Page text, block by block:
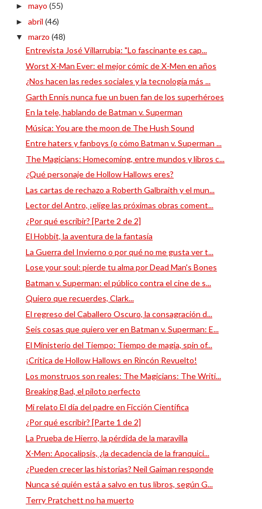
► mayo (55)
► abril (46)
▼ marzo (48)
Entrevista José Villarrubia: "Lo fascinante es cap...
Worst X-Man Ever: el mejor cómic de X-Men en años
¿Nos hacen las redes sociales y la tecnología más ...
Garth Ennis nunca fue un buen fan de los superhéroes
En la tele, hablando de Batman v. Superman
Música: You are the moon de The Hush Sound
Entre haters y fanboys (o cómo Batman v. Superman ...
The Magicians: Homecoming, entre mundos y libros c...
¿Qué personaje de Hollow Hallows eres?
Las cartas de rechazo a Roberth Galbraith y el mun...
Lector del Antro, ¡elige las próximas obras coment...
¿Por qué escribir? [Parte 2 de 2]
El Hobbit, la aventura de la fantasía
La Guerra del Invierno o por qué no me gusta ver t...
Lose your soul: pierde tu alma por Dead Man's Bones
Batman v. Superman: el público contra el cine de s...
Quiero que recuerdes, Clark...
El regreso del Caballero Oscuro, la consagración d...
Seis cosas que quiero ver en Batman v. Superman: E...
El Ministerio del Tiempo: Tiempo de magia, spin of...
¡Crítica de Hollow Hallows en Rincón Revuelto!
Los monstruos son reales: The Magicians: The Writi...
Breaking Bad, el piloto perfecto
Mi relato El día del padre en Ficción Científica
¿Por qué escribir? [Parte 1 de 2]
La Prueba de Hierro, la pérdida de la maravilla
X-Men: Apocalipsis, ¿la decadencia de la franquici...
¿Pueden crecer las historias? Neil Gaiman responde
Nunca sé quién está a salvo en tus libros, según G...
Terry Pratchett no ha muerto